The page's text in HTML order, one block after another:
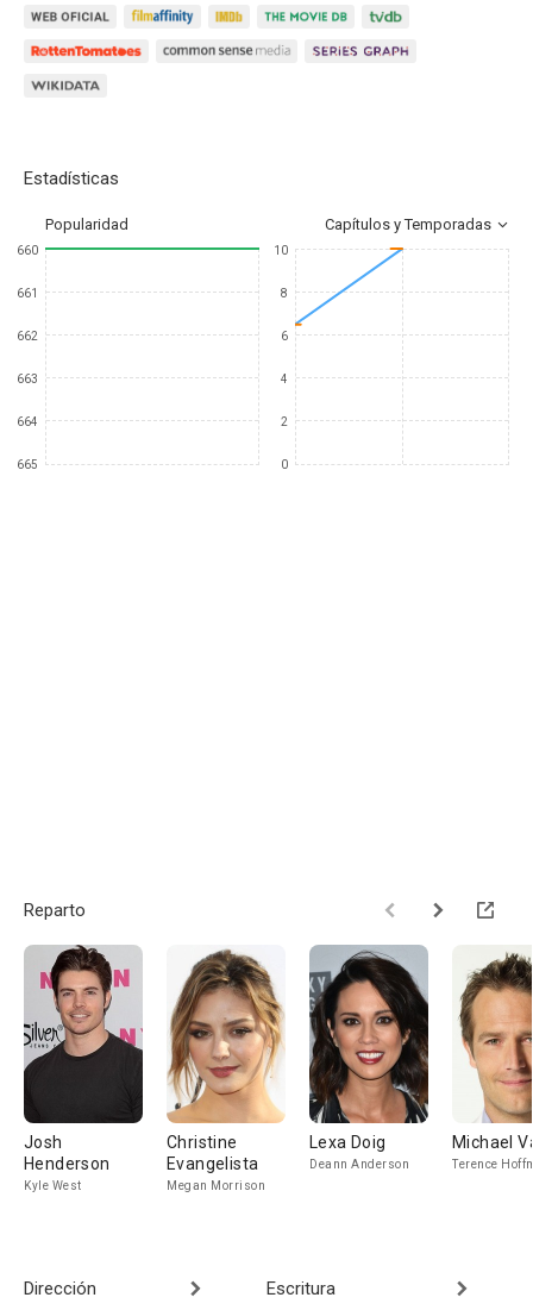
Estadísticas
Popularidad Capítulos y Temporadas
660
661
662
663
664
665
10
8
6
4
2
0
Reparto
Josh
Henderson
Kyle West
Christine
Evangelista
Megan Morrison
Lexa Doig
Deann Anderson
Michael
Terence
Dirección Escritura